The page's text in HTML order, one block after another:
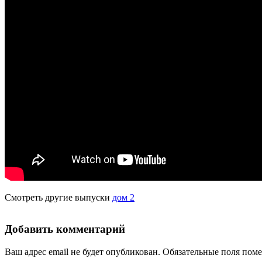
Смотреть другие выпуски дом 2
Добавить комментарий
Ваш адрес email не будет опубликован. Обязательные поля